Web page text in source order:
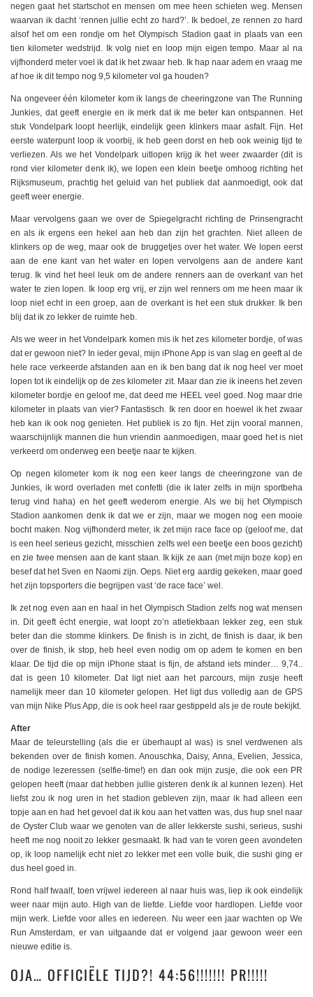
negen gaat het startschot en mensen om mee heen schieten weg. Mensen
waarvan ik dacht ‘rennen jullie echt zo hard?’. Ik bedoel, ze rennen zo hard
alsof het om een rondje om het Olympisch Stadion gaat in plaats van een
tien kilometer wedstrijd. Ik volg niet en loop mijn eigen tempo. Maar al na
vijfhonderd meter voel ik dat ik het zwaar heb. Ik hap naar adem en vraag me
af hoe ik dit tempo nog 9,5 kilometer vol ga houden?
Na ongeveer één kilometer kom ik langs de cheeringzone van The Running
Junkies, dat geeft energie en ik merk dat ik me beter kan ontspannen. Het
stuk Vondelpark loopt heerlijk, eindelijk geen klinkers maar asfalt. Fijn. Het
eerste waterpunt loop ik voorbij, ik heb geen dorst en heb ook weinig tijd te
verliezen. Als we het Vondelpark uitlopen krijg ik het weer zwaarder (dit is
rond vier kilometer denk ik), we lopen een klein beetje omhoog richting het
Rijksmuseum, prachtig het geluid van het publiek dat aanmoedigt, ook dat
geeft weer energie.
Maar vervolgens gaan we over de Spiegelgracht richting de Prinsengracht
en als ik ergens een hekel aan heb dan zijn het grachten. Niet alleen de
klinkers op de weg, maar ook de bruggetjes over het water. We lopen eerst
aan de ene kant van het water en lopen vervolgens aan de andere kant
terug. Ik vind het heel leuk om de andere renners aan de overkant van het
water te zien lopen. Ik loop erg vrij, er zijn wel renners om me heen maar ik
loop niet echt in een groep, aan de overkant is het een stuk drukker. Ik ben
blij dat ik zo lekker de ruimte heb.
Als we weer in het Vondelpark komen mis ik het zes kilometer bordje, of was
dat er gewoon niet? In ieder geval, mijn iPhone App is van slag en geeft al de
hele race verkeerde afstanden aan en ik ben bang dat ik nog heel ver moet
lopen tot ik eindelijk op de zes kilometer zit. Maar dan zie ik ineens het zeven
kilometer bordje en geloof me, dat deed me HEEL veel goed. Nog maar drie
kilometer in plaats van vier? Fantastisch. Ik ren door en hoewel ik het zwaar
heb kan ik ook nog genieten. Het publiek is zo fijn. Het zijn vooral mannen,
waarschijnlijk mannen die hun vriendin aanmoedigen, maar goed het is niet
verkeerd om onderweg een beetje naar te kijken.
Op negen kilometer kom ik nog een keer langs de cheeringzone van de
Junkies, ik word overladen met confetti (die ik later zelfs in mijn sportbeha
terug vind haha) en het geeft wederom energie. Als we bij het Olympisch
Stadion aankomen denk ik dat we er zijn, maar we mogen nog een mooie
bocht maken. Nog vijfhonderd meter, ik zet mijn race face op (geloof me, dat
is een heel serieus gezicht, misschien zelfs wel een beetje een boos gezicht)
en zie twee mensen aan de kant staan. Ik kijk ze aan (met mijn boze kop) en
besef dat het Sven en Naomi zijn. Oeps. Niet erg aardig gekeken, maar goed
het zijn topsporters die begrijpen vast ‘de race face’ wel.
Ik zet nog even aan en haal in het Olympisch Stadion zelfs nog wat mensen
in. Dit geeft écht energie, wat loopt zo’n atletiekbaan lekker zeg, een stuk
beter dan die stomme klinkers. De finish is in zicht, de finish is daar, ik ben
over de finish, ik stop, heb heel even nodig om op adem te komen en ben
klaar. De tijd die op mijn iPhone staat is fijn, de afstand iets minder… 9,74..
dat is geen 10 kilometer. Dat ligt niet aan het parcours, mijn zusje heeft
namelijk meer dan 10 kilometer gelopen. Het ligt dus volledig aan de GPS
van mijn Nike Plus App, die is ook heel raar gestippeld als je de route bekijkt.
After
Maar de teleurstelling (als die er überhaupt al was) is snel verdwenen als
bekenden over de finish komen. Anouschka, Daisy, Anna, Evelien, Jessica,
de nodige lezeressen (selfie-time!) en dan ook mijn zusje, die ook een PR
gelopen heeft (maar dat hebben jullie gisteren denk ik al kunnen lezen). Het
liefst zou ik nog uren in het stadion gebleven zijn, maar ik had alleen een
topje aan en had het gevoel dat ik kou aan het vatten was, dus hup snel naar
de Oyster Club waar we genoten van de aller lekkerste sushi, serieus, sushi
heeft me nog nooit zo lekker gesmaakt. Ik had van te voren geen avondeten
op, ik loop namelijk echt niet zo lekker met een volle buik, die sushi ging er
dus heel goed in.
Rond half twaalf, toen vrijwel iedereen al naar huis was, liep ik ook eindelijk
weer naar mijn auto. High van de liefde. Liefde voor hardlopen. Liefde voor
mijn werk. Liefde voor alles en iedereen. Nu weer een jaar wachten op We
Run Amsterdam, er van uitgaande dat er volgend jaar gewoon weer een
nieuwe editie is.
OJA… OFFICIËLE TIJD?! 44:56!!!!!!! PR!!!!!